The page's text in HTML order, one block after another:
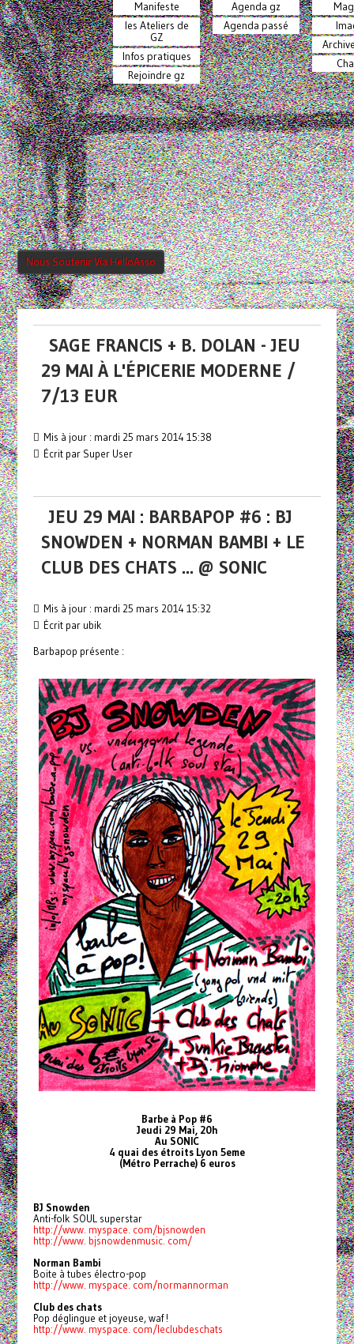
Manifeste
les Ateliers de
GZ
Infos pratiques
Rejoindre gz
Agenda gz
Agenda passé
Nous Soutenir Via HelloAsso
SAGE FRANCIS + B. DOLAN - JEU
29 MAI À L'ÉPICERIE MODERNE /
7/13 EUR
Mis à jour : mardi 25 mars 2014 15:38
Écrit par Super User
JEU 29 MAI : BARBAPOP #6 : BJ
SNOWDEN + NORMAN BAMBI + LE
CLUB DES CHATS ... @ SONIC
Mis à jour : mardi 25 mars 2014 15:32
Écrit par ubik
Barbapop présente :
Barbe à Pop #6
Jeudi 29 Mai, 20h
Au SONIC
4 quai des étroits Lyon 5eme
(Métro Perrache) 6 euros
BJ Snowden
Anti-folk SOUL superstar
http://www. myspace. com/bjsnowden
http://www. bjsnowdenmusic. com/
Norman Bambi
Boite à tubes électro-pop
http://www. myspace. com/normannorman
Club des chats
Pop déglingue et joyeuse, waf !
http://www. myspace. com/leclubdeschats